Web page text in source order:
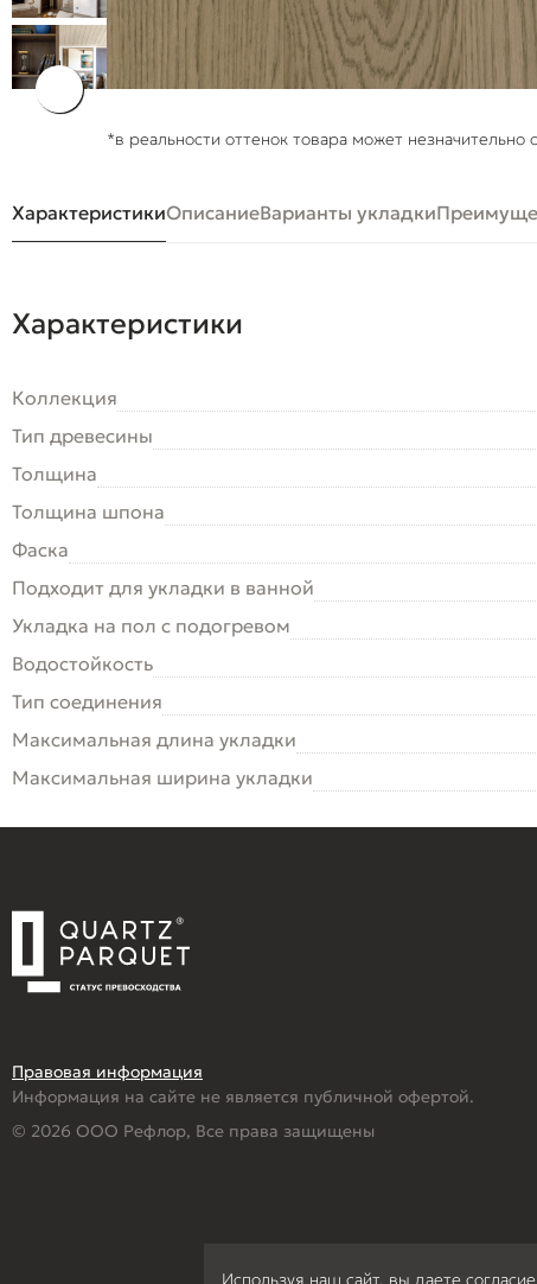
*в реальности оттенок товара может незначительно
ХарактеристикиОписаниеВарианты укладки
Характеристики
Коллекция
Тип древесины
Толщина
Толщина шпона
Фаска
Подходит для укладки в ванной
Укладка на пол c подогревом
Водостойкость
Тип соединения
Максимальная длина укладки
Максимальная ширина укладки
Правовая информация
Информация на сайте не является публичной офертой.
© 2026 ООО Рефлор, Все права защищены
Используя наш сайт, вы даете